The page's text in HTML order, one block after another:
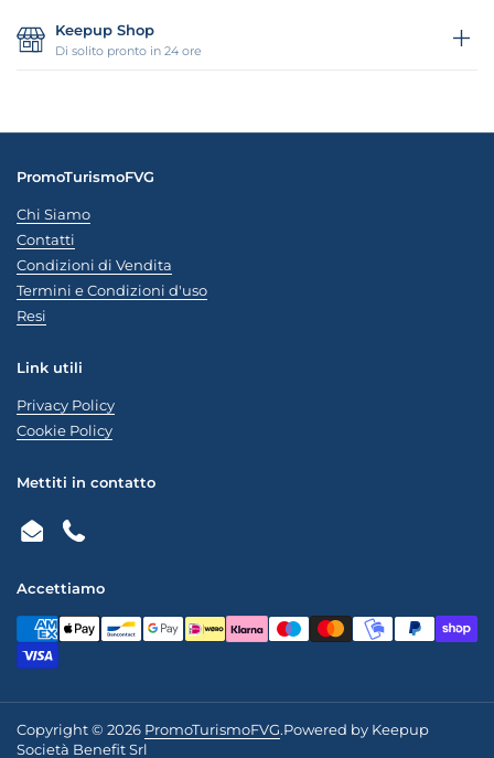
Keepup Shop
Di solito pronto in 24 ore
PromoTurismoFVG
Chi Siamo
Contatti
Condizioni di Vendita
Termini e Condizioni d'uso
Resi
Link utili
Privacy Policy
Cookie Policy
Mettiti in contatto
EmailPhone
Accettiamo
Copyright © 2026 PromoTurismoFVG.Powered by Keepup
Società Benefit Srl